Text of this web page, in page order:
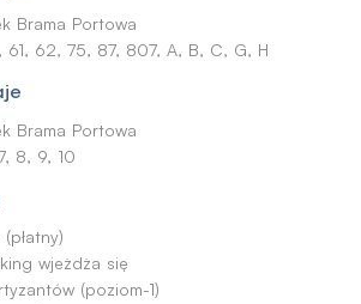
Brama Portowa
61, 62, 75, 87, 807, A, B, C, G, H
Brama Portowa
8, 9, 10
wjeżdża się
(poziom-1)